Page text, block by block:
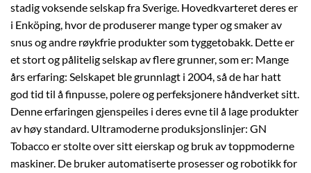
stadig voksende selskap fra Sverige. Hovedkvarteret deres er
i Enköping, hvor de produserer mange typer og smaker av
snus og andre røykfrie produkter som tyggetobakk. Dette er
et stort og pålitelig selskap av flere grunner, som er: Mange
års erfaring: Selskapet ble grunnlagt i 2004, så de har hatt
god tid til å finpusse, polere og perfeksjonere håndverket sitt.
Denne erfaringen gjenspeiles i deres evne til å lage produkter
av høy standard. Ultramoderne produksjonslinjer: GN
Tobacco er stolte over sitt eierskap og bruk av toppmoderne
maskiner. De bruker automatiserte prosesser og robotikk for